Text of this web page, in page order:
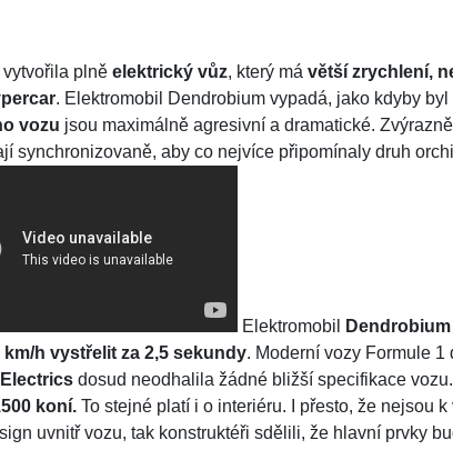
vytvořila plně elektrický vůz, který má větší zrychlení,
. Elektromobil Dendrobium vypadá, jako kdyby
vozu jsou maximálně agresivní a dramatické.
synchronizovaně, aby co nejvíce připomínaly druh
Elektromobil Dendrobium
km/h vystřelit za 2,5 sekundy. Moderní vozy Formule 1
dosud neodhalila žádné bližší specifikace
koní. To stejné platí i o interiéru. I přesto, že nejsou
uvnitř vozu, tak konstruktéři sdělili, že hlavní prvky